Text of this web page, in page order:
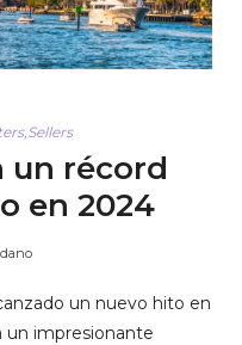
, Sellers
un récord
en 2024
un nuevo hito en
un impresionante